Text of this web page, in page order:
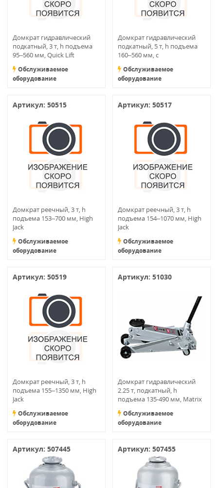
Домкрат гидравлический
подкатный, 3 т, h подъема
95–560 мм, Quick Lift
Обслуживаемое
оборудование
Домкрат гидравлический
подкатный, 5 т, h подъема
160–560 мм, с
подъема
Обслуживаемое
оборудование
Артикул: 50515
Домкрат реечный, 3 т, h
подъема 153–700 мм, High
Jack
Обслуживаемое
оборудование
Артикул: 50517
Домкрат реечный, 3 т, h
подъема 154–1070 мм, High
Jack
Обслуживаемое
оборудование
Артикул: 50519
Домкрат реечный, 3 т, h
подъема 155–1350 мм, High
Jack
Обслуживаемое
оборудование
Артикул: 51030
Домкрат гидравлический
2.25 т, подкатный, h
подъема 135-490 мм, Matrix
Обслуживаемое
оборудование
Артикул: 507445 Артикул: 507455